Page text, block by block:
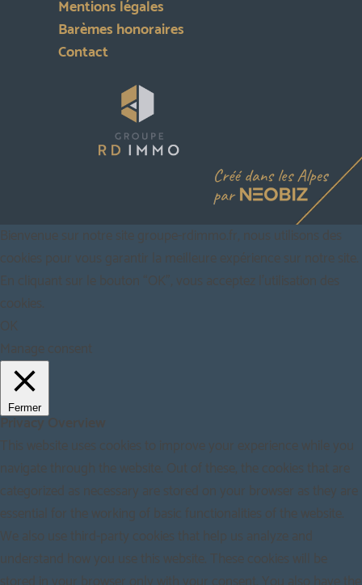
Mentions légales
Barèmes honoraires
Contact
Bienvenue sur notre site groupe-rdimmo.fr, nous utilisons des
cookies pour vous garantir la meilleure expérience sur notre site.
En cliquant sur le bouton “OK”, vous acceptez l'utilisation des
cookies.
OK
Manage consent
Fermer
Privacy Overview
This website uses cookies to improve your experience while you
navigate through the website. Out of these, the cookies that are
categorized as necessary are stored on your browser as they are
essential for the working of basic functionalities of the website.
We also use third-party cookies that help us analyze and
understand how you use this website. These cookies will be